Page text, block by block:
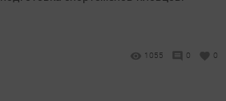
1055 0 0